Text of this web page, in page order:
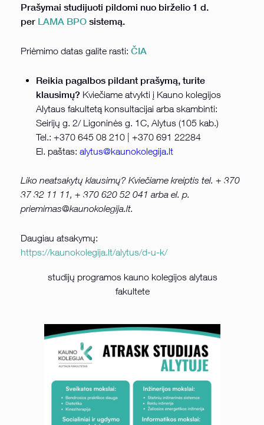
Prašymai studijuoti pildomi nuo birželio 1 d.
per LAMA BPO sistemą.
Priėmimo datas galite rasti: ČIA
Reikia pagalbos pildant prašymą, turite
klausimų? Kviečiame atvykti į Kauno kolegijos
Alytaus fakultetą konsultacijai arba skambinti:
Seirijų g. 2/ Ligoninės g. 1C, Alytus (105 kab.)
Tel.: +370 645 08 210 | +370 691 22284
El. paštas: alytus@kaunokolegija.lt
Liko neatsakytų klausimų? Kviečiame kreiptis tel. + 370
37 32 11 11, + 370 620 52 041 arba el. p.
priemimas@kaunokolegija.lt.
Daugiau atsakymų:
https://kaunokolegija.lt/alytus/d-u-k/
studijų programos kauno kolegijos alytaus
fakultete